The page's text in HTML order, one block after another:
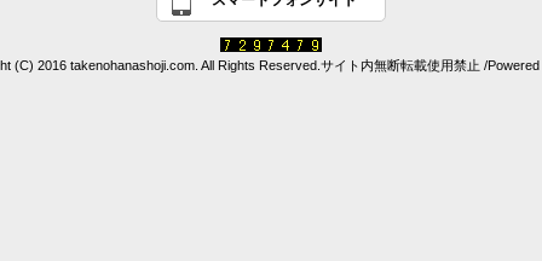
(C) 2016 takenohanashoji.com. All Rights Reserved.サイト内無断転載使用禁止 /